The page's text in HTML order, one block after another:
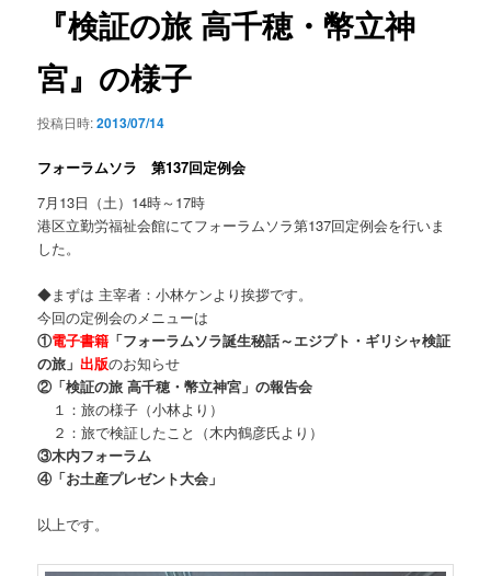
『検証の旅 高千穂・幣立神
宮』の様子
投稿日時:2013/07/14
フォーラムソラ 第137回定例会
7月13日（土）14時～17時
港区立勤労福祉会館にてフォーラムソラ第137回定例会を行いま
した。
◆まずは 主宰者：小林ケンより挨拶です。
今回の定例会のメニューは
①電子書籍 「フォーラムソラ誕生秘話～エジプト・ギリシャ検証
の旅」出版のお知らせ
②「検証の旅 高千穂・幣立神宮」の報告会
１：旅の様子（小林より）
２：旅で検証したこと（木内鶴彦氏より）
③木内フォーラム
④「お土産プレゼント大会」
以上です。